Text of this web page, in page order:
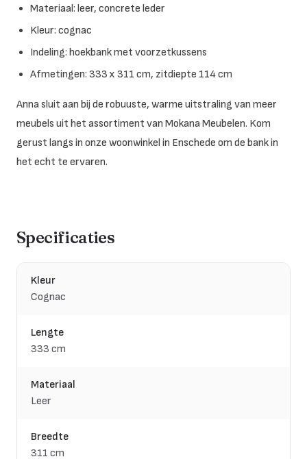
Materiaal: leer, concrete leder
Kleur: cognac
Indeling: hoekbank met voorzetkussens
Afmetingen: 333 x 311 cm, zitdiepte 114 cm
Anna sluit aan bij de robuuste, warme uitstraling van meer
meubels uit het assortiment van Mokana Meubelen. Kom
gerust langs in onze woonwinkel in Enschede om de bank in
het echt te ervaren.
Specificaties
Kleur
Cognac
Lengte
333 cm
Materiaal
Leer
Breedte
311 cm